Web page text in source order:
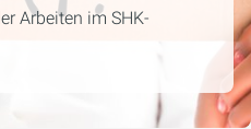
Arbeiten im SHK-